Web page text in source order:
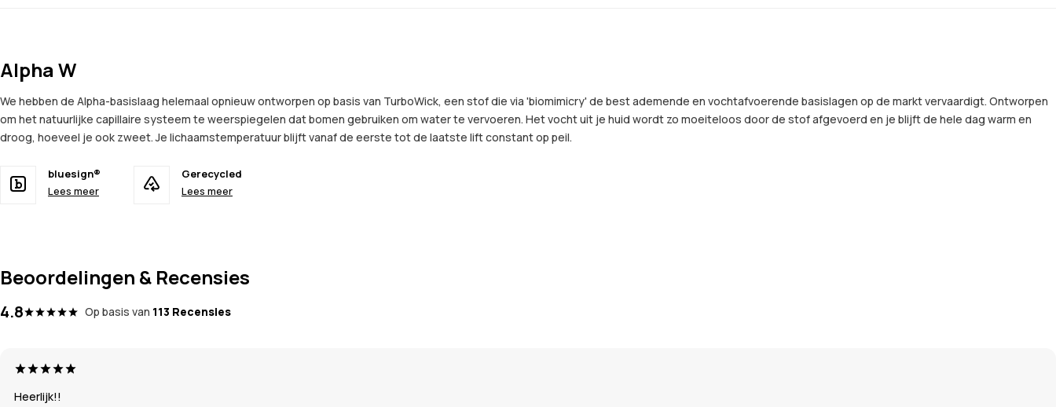
Alpha W
We hebben de Alpha-basislaag helemaal opnieuw ontworpen op basis van TurboWick, een stof die via 'biomimicry' de best ademende en vochtafvoerende basislagen op de markt vervaardigt. Ontworpen
om het natuurlijke capillaire systeem te weerspiegelen dat bomen gebruiken om water te vervoeren. Het vocht uit je huid wordt zo moeiteloos door de stof afgevoerd en je blijft de hele dag warm en
droog, hoeveel je ook zweet. Je lichaamstemperatuur blijft vanaf de eerste tot de laatste lift constant op peil.
bluesign®
Lees meer
Gerecycled
Lees meer
Beoordelingen & Recensies
4.8 Op basis van 113 Recensies
Heerlijk!!